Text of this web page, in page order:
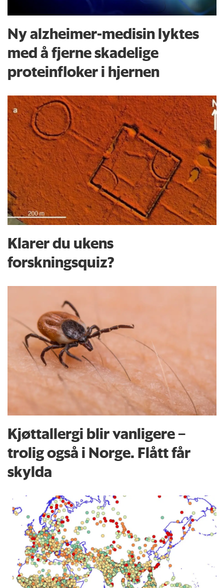
Ny alzheimer-medisin lyktes
med å fjerne skadelige
proteinfloker i hjernen
Klarer du ukens
forskningsquiz?
Kjøttallergi blir vanligere –
trolig også i Norge. Flått får
skylda